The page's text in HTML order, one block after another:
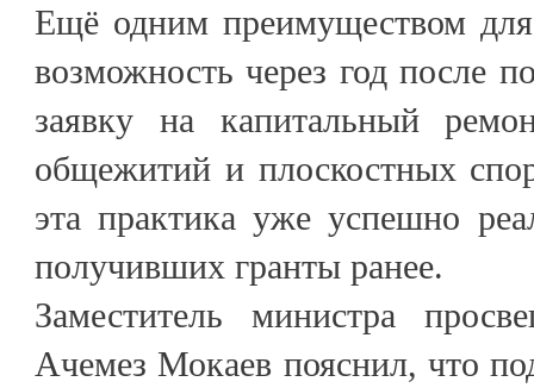
Ещё одним преимуществом для
возможность через год после
заявку на капитальный
общежитий и плоскостных
эта практика уже успешно
получивших гранты ранее.
Заместитель министра
Ачемез Мокаев пояснил, что